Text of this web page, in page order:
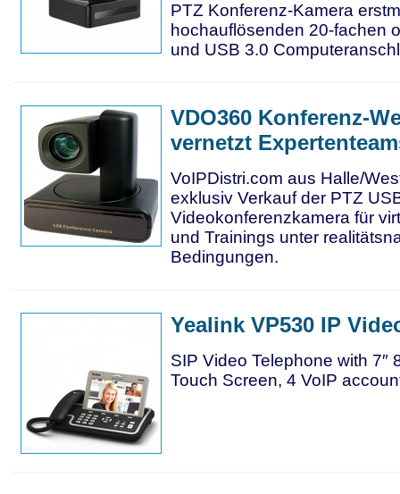
PTZ Konferenz-Kamera
hochauflösenden 20-fachen
und USB 3.0
VDO360 Konferenz-
vernetzt
VoIPDistri.com aus Halle/
exklusiv Verkauf der PTZ
Videokonferenzkamera für
und Trainings unter
Bedingungen.
Yealink VP530 IP
SIP Video Telephone with 7″
Touch Screen, 4 VoIP